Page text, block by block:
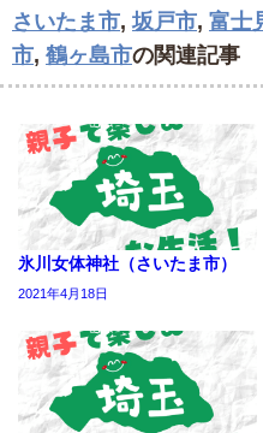
さいたま市,坂戸市, 富士
市, 鶴ヶ島市の関連記事
氷川女体神社（さいたま市）
2021年4月18日